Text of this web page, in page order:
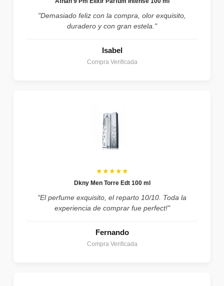
"Demasiado feliz con la compra, olor exquisito,
duradero y con gran estela."
Isabel
Compra Verificada
★★★★★
Dkny Men Torre Edt 100 ml
"El perfume exquisito, el reparto 10/10. Toda la
experiencia de comprar fue perfect!"
Fernando
Compra Verificada